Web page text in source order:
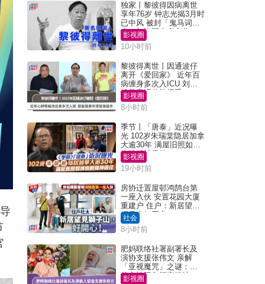
独家丨黎彼得因病离世
享年76岁 钟志光揭3月时
已中风 被封「鬼马词
人」与许冠杰多合作
影视圈
10小时前
黎彼得离世丨因通波仔
离开《爱回家》 近年百
病缠身多次入ICU 刘銮
雄黄宗泽曾施援手
影视圈
8小时前
季节丨「唐泰」近况曝
光 102岁朱瑞棠隐居加拿
大逾30年 满屋旧照如博
物馆精神极佳
影视圈
19小时前
房协迁置屋邨鸿鹄台第
一座入伙 安置花园大厦
重建户 住户：新居望见
狮子山好开心！
社会
8小时前
肥妈联络社署副署长及
演协支援张伟文 亲解
「亚视魔咒」之谜：有
信心铁三角评审继续
影视圈